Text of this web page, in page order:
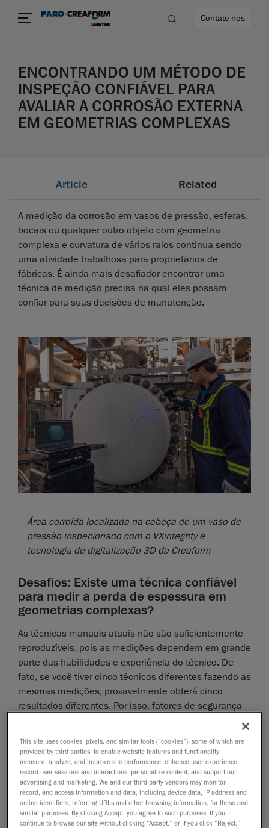
mais
Contate-nos
ENCONTRANDO UM MÉTODO DE
INSPEÇÃO CONFIÁVEL PARA
AVALIAR A CORROSÃO EXTERNA
EM GEOMETRIAS COMPLEXAS
Article Related
A medição da corrosão em vasos de pressão, esferas,
bocais ou qualquer outro objeto com geometria
complexa e curvatura de vários raios continua sendo
uma atividade trabalhosa para proprietários de
fábricas. É ainda mais desafiador encontrar uma
técnica de medição precisa na qual eles possam
confiar para suas decisões de manutenção.
Área corroída localizada na cabeça de um vaso de
pressão inspecionado com o VXintegrity e
tecnologia de digitalização 3D da Creaform
Desafios: Existe uma técnica confiável
para medir a perda de espessura em
geometrias complexas?
As técnicas manuais atuais não são suficientemente
reproduzíveis, pois as medições dependem em grande
parte das habilidades e experiência do técnico. De
fato, se você tiver cinco técnicos diferentes fazendo as
mesmas medições, provavelmente obterá cinco
resultados diferentes. Por isso, fatores de segurança
Por que não podemos confiar no medidor de
profundidade para medir a perda de espessura
em geometrias complexas?
Embora funcione relativamente bem em superfícies
planas, como pisos e cilindros, o medidor de
This site uses cookies, pixels, and similar tools (“cookies”), some of which are
provided by third parties, to enable website features and functionality;
measure, analyze, and improve site performance; enhance user experience;
record user sessions and interactions; personalize content; and support our
advertising and marketing. We and our third-party vendors may monitor,
record, and access information and data, including device data, IP address and
online identifiers, referring URLs and other browsing information, for these and
similar purposes. By clicking Accept, you agree to such purposes. If you
continue to browse our site without clicking “Accept,” or if you click “Reject,”